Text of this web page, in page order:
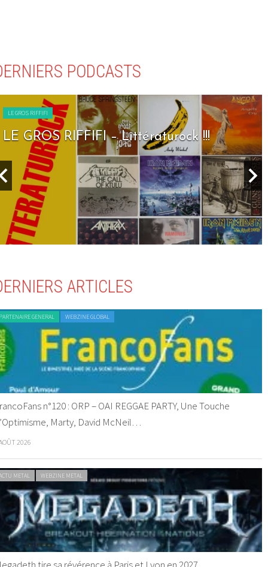
PODCASTS
LE GROS RIFFIFI
LE GROS RIFFIFI – Littératurock !!!
ARTICLES
GENERAL WEBZINE GLOBAL
n°120 : ORP – OAI REGGAE PARTY, Une Touche
Marty, David McNeil…
2026
METAL WEBZINE METAL